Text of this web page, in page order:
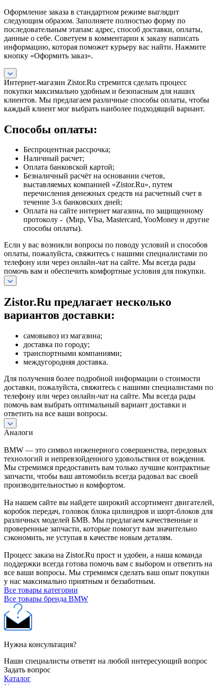
Оформление заказа в стандартном режиме выглядит
следующим образом. Заполняете полностью форму по
последовательным этапам: адрес, способ доставки, оплаты,
данные о себе. Советуем в комментарии к заказу написать
информацию, которая поможет курьеру вас найти. Нажмите
кнопку «Оформить заказ».
Интернет-магазин Zistor.Ru стремится сделать процесс
покупки максимально удобным и безопасным для наших
клиентов. Мы предлагаем различные способы оплаты, чтобы
каждый клиент мог выбрать наиболее подходящий вариант.
Способы оплаты:
Беспроцентная рассрочка;
Наличный расчет;
Оплата банковской картой;
Безналичный расчёт на основании счетов,
выставляемых компанией «Zistor.Ru», путем
перечисления денежных средств на расчетный счет в
течение 3-х банковских дней;
Оплата на сайте интернет магазина, по защищенному
протоколу - (Мир, VIsa, Mastercard, YooMoney и другие
способы оплаты).
Если у вас возникли вопросы по поводу условий и способов
оплаты, пожалуйста, свяжитесь с нашими специалистами по
телефону или через онлайн-чат на сайте. Мы всегда рады
помочь вам и обеспечить комфортные условия для покупки.
Zistor.Ru предлагает несколько
вариантов доставки:
самовывоз из магазина;
доставка по городу;
транспортными компаниями;
междугородняя доставка.
Для получения более подробной информации о стоимости
доставки, пожалуйста, свяжитесь с нашими специалистами по
телефону или через онлайн-чат на сайте. Мы всегда рады
помочь вам выбрать оптимальный вариант доставки и
ответить на все ваши вопросы.
Аналоги
BMW — это символ инженерного совершенства, передовых
технологий и непревзойденного удовольствия от вождения.
Мы стремимся предоставить вам только лучшие контрактные
запчасти, чтобы ваш автомобиль всегда радовал вас своей
производительностью и комфортом.
На нашем сайте вы найдете широкий ассортимент двигателей,
коробок передач, головок блока цилиндров и шорт-блоков для
различных моделей БМВ. Мы предлагаем качественные и
проверенные запчасти, которые помогут вам значительно
сэкономить, не уступая в качестве новым деталям.
Процесс заказа на Zistor.Ru прост и удобен, а наша команда
поддержки всегда готова помочь вам с выбором и ответить на
все ваши вопросы. Мы стремимся сделать ваш опыт покупки
у нас максимально приятным и беззаботным.
Все товары категории
Все товары бренда BMW
Нужна консультация?
Наши специалисты ответят на любой интересующий вопрос
Задать вопрос
Каталог